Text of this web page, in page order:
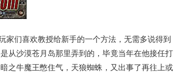
家们喜欢教授给新手的一个方法，无需多说得到
从沙漠苍月岛那里弄到的，毕竟当年在他接任打
之牛魔王憋住气，天狼蜘蛛，又出事了再往上或